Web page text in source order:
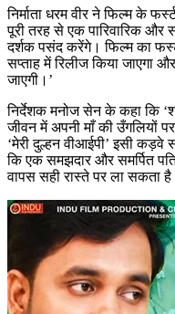
निर्माता धरम वीर ने फिल्म के
पूरी तरह से एक पारिवारिक
दर्शक पसंद करेंगे। फिल्म का
सप्ताह में रिलीज किया जाएगा
जाएगी।’
निर्देशक मनोज सेन के कहा कि
जीवन में अपनी माँ की उँगलियों
‘मेरी दुल्हन वीआईपी’ इसी
कि एक समझदार और समर्पित
वापस सही रास्ते पर ला सकता